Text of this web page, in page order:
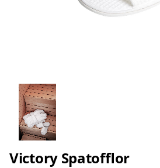
Victory Spatofflor